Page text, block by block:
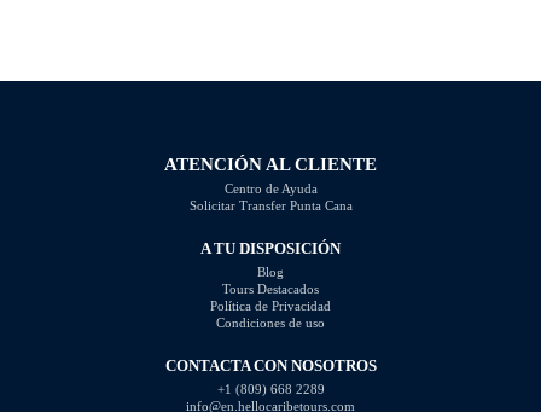
ATENCIÓN AL CLIENTE
Centro de Ayuda
Solicitar Transfer Punta Cana
A TU DISPOSICIÓN
Blog
Tours Destacados
Política de Privacidad
Condiciones de uso
CONTACTA CON NOSOTROS
+1 (809) 668 2289
info@en.hellocaribetours.com